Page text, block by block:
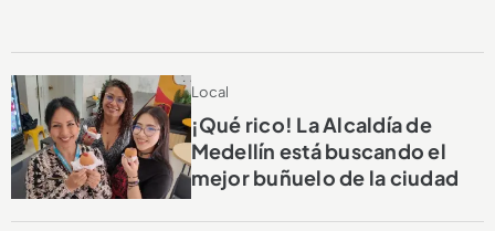
Local
¡Qué rico! La Alcaldía de
Medellín está buscando el
mejor buñuelo de la ciudad